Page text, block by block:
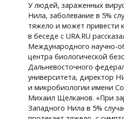
У людей, зараженных
Нила, заболевание в 5%
тяжело и может привести
в беседе с URA.RU
Международного научно-
центра биологической
Дальневосточного
университета, директор
и микробиологии имени
Михаил Щелканов. «При
Западного Нила в 5%